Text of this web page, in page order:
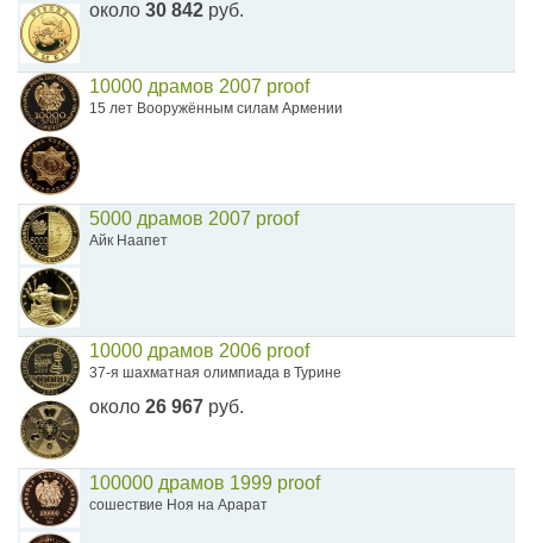
около 30 842 руб.
10000 драмов 2007 proof
15 лет Вооружённым силам Армении
5000 драмов 2007 proof
Айк Наапет
10000 драмов 2006 proof
37-я шахматная олимпиада в Турине
около 26 967 руб.
100000 драмов 1999 proof
сошествие Ноя на Арарат